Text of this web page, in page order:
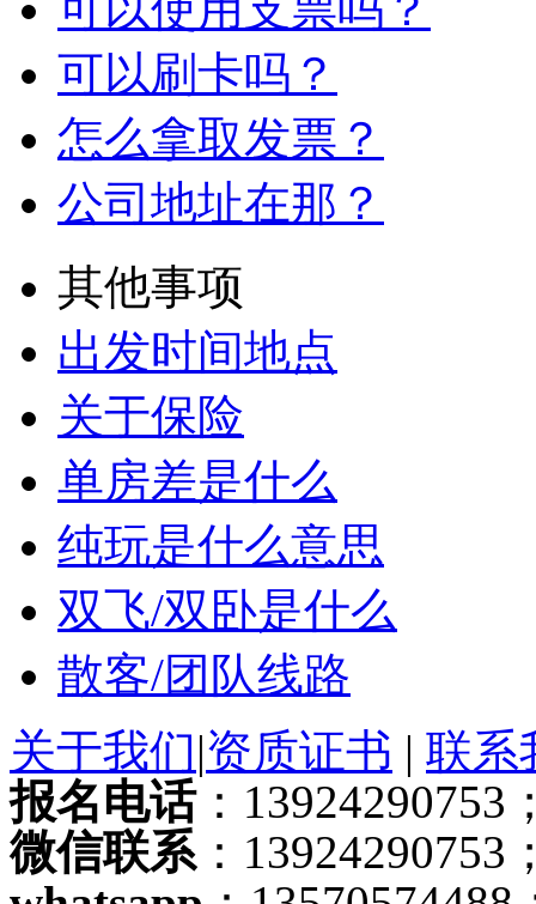
支付方式有哪些？
网上支付方式
可以使用支票吗？
可以刷卡吗？
怎么拿取发票？
公司地址在那？
其他事项
出发时间地点
关于保险
单房差是什么
纯玩是什么意思
双飞/双卧是什么
散客/团队线路